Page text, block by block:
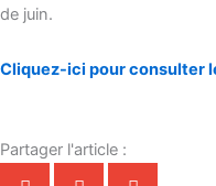
de juin.
Cliquez-ici pour consulter
Partager l'article :